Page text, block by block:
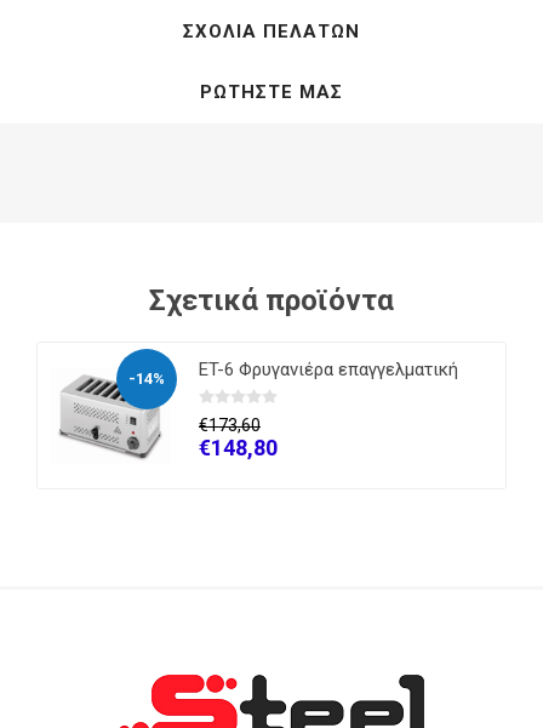
ΣΧΌΛΙΑ ΠΕΛΑΤΏΝ
ΡΩΤΉΣΤΕ ΜΑΣ
Σχετικά προϊόντα
-14% ET-6 Φρυγανιέρα επαγγελματική
€173,60
€148,80